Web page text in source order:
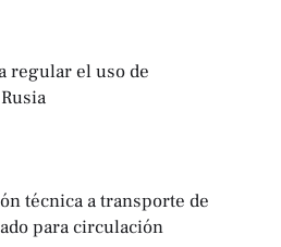
regular el uso de
técnica a transporte de
para circulación